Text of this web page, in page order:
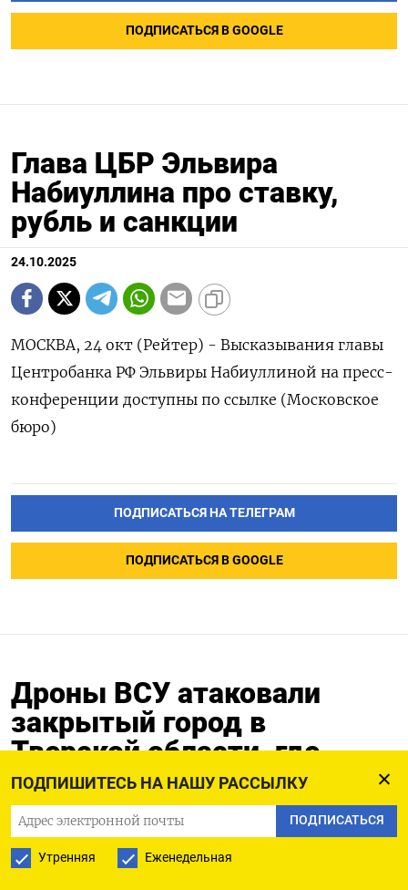
ПОДПИШИТЕСЬ НА НАШУ РАССЫЛКУ
ПОДПИСАТЬСЯ
Утренняя Еженедельная
ПОДПИСАТЬСЯ В GOOGLE
Глава ЦБР Эльвира
Набиуллина про ставку,
рубль и санкции
24.10.2025
МОСКВА, 24 окт (Рейтер) - Высказывания главы
Центробанка РФ Эльвиры Набиуллиной на пресс-
конференции доступны по ссылке (Московское
бюро)
ПОДПИСАТЬСЯ НА ТЕЛЕГРАМ
ПОДПИСАТЬСЯ В GOOGLE
Дроны ВСУ атаковали
закрытый город в
Тверской области, где
базируются дивизия РВСН
и военный завод
24.10.2025